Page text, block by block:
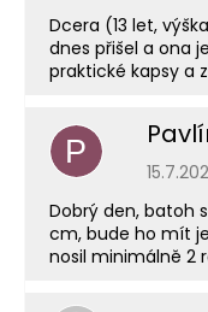
Dcera (13 let,
dnes přišel a ona
praktické kapsy a
P
Dobrý den, batoh
cm, bude ho mít
nosil minimálně 2